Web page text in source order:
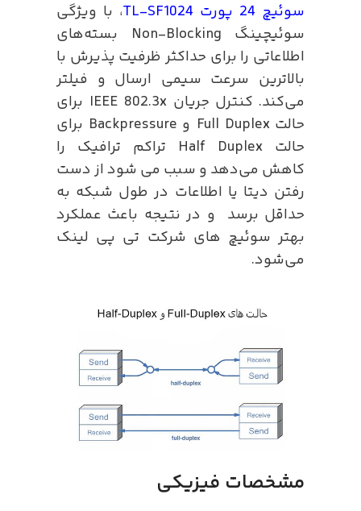
سوئیچ 24 پورت TL-SF1024
، با ویژگی
سوئیچینگ Non-Blocking بسته‌های
اطلاعاتی را برای حداکثر ظرفیت پذیرش با
بالاترین سرعت سیمی ارسال و فیلتر
می‌کند. کنترل جریان IEEE 802.3x برای
حالت Full Duplex و Backpressure برای
حالت Half Duplex تراکم ترافیک را
کاهش می‌دهد و سبب می شود از دست
رفتن دیتا یا اطلاعات در طول شبکه به
حداقل برسد و در نتیجه باعث عملکرد
بهتر سوئیچ های شرکت تی پی لینک
می‌شود.
مشخصات فیزیکی